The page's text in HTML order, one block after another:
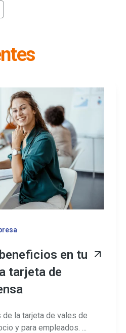
en tu
tarjeta de
la tarjeta de vales de
y para empleados. ...